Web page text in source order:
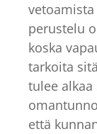
perustelu
koska
tarkoita
tulee
että